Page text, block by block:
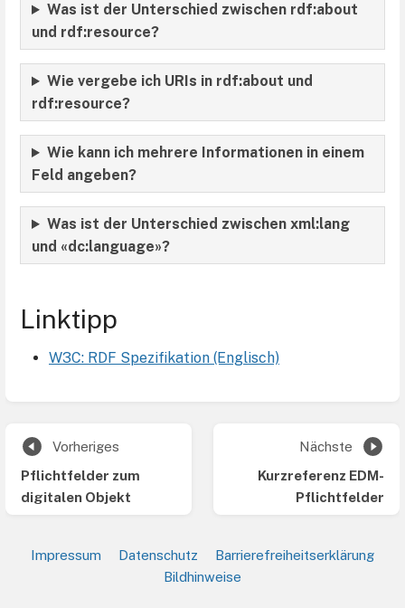
Was ist der Unterschied zwischen rdf:about
und rdf:resource?
Wie vergebe ich URIs in rdf:about und
rdf:resource?
Wie kann ich mehrere Informationen in einem
Feld angeben?
Was ist der Unterschied zwischen xml:lang
und «dc:language»?
Linktipp
W3C: RDF Spezifikation (Englisch)
Vorheriges
Pflichtfelder zum
digitalen Objekt
Nächste
Kurzreferenz EDM-
Pflichtfelder
Impressum Datenschutz
Barrierefreiheitserklärung
Bildhinweise